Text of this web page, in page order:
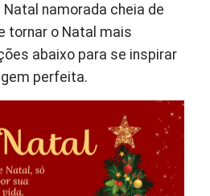
namorada cheia de
tornar o Natal mais
abaixo para se inspirar
perfeita.